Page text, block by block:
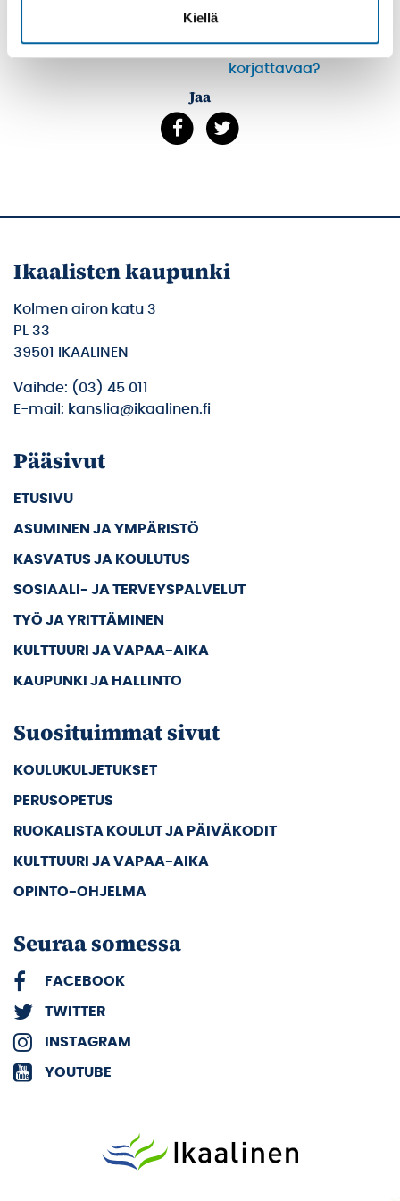
Kiellä
sisällöstä
korjattavaa?
Jaa
Ikaalisten kaupunki
Kolmen airon katu 3
PL 33
39501 IKAALINEN
Vaihde: (03) 45 011
E-mail: kanslia@ikaalinen.fi
Pääsivut
ETUSIVU
ASUMINEN JA YMPÄRISTÖ
KASVATUS JA KOULUTUS
SOSIAALI- JA TERVEYSPALVELUT
TYÖ JA YRITTÄMINEN
KULTTUURI JA VAPAA-AIKA
KAUPUNKI JA HALLINTO
Suosituimmat sivut
KOULUKULJETUKSET
PERUSOPETUS
RUOKALISTA KOULUT JA PÄIVÄKODIT
KULTTUURI JA VAPAA-AIKA
OPINTO-OHJELMA
Seuraa somessa
FACEBOOK
TWITTER
INSTAGRAM
YOUTUBE